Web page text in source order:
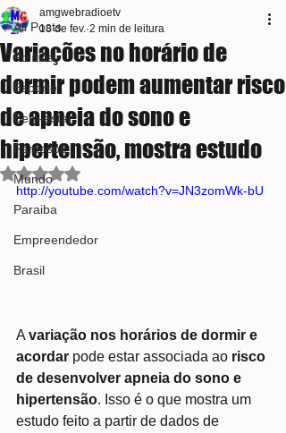
All Posts
Política
Esporte
Bem-estar
Famosos
Mundo
Paraiba
Empreendedor
Brasil
Variações no horário de
dormir podem aumentar risco
de apneia do sono e
hipertensão, mostra estudo
amgwebradioetv
18 de fev. 2 min de leitura
Avaliado com NaN de 5 estrelas.
http://youtube.com/watch?v=JN3zomWk-bU
A variação nos horários de dormir e
acordar pode estar associada ao risco
de desenvolver apneia do sono e
hipertensão. Isso é o que mostra um
estudo feito a partir de dados de